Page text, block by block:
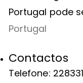
Portugal pode
Portugal
Contactos
Telefone: